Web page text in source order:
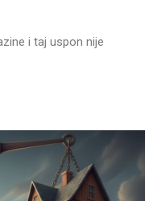
i taj uspon nije